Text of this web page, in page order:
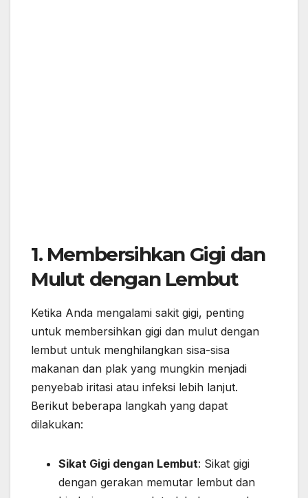
1. Membersihkan Gigi dan
Mulut dengan Lembut
Ketika Anda mengalami sakit gigi, penting
untuk membersihkan gigi dan mulut dengan
lembut untuk menghilangkan sisa-sisa
makanan dan plak yang mungkin menjadi
penyebab iritasi atau infeksi lebih lanjut.
Berikut beberapa langkah yang dapat
dilakukan:
Sikat Gigi dengan Lembut: Sikat gigi
dengan gerakan memutar lembut dan